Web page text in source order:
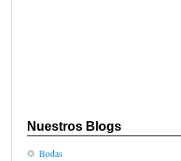
Nuestros Blogs
Bodas